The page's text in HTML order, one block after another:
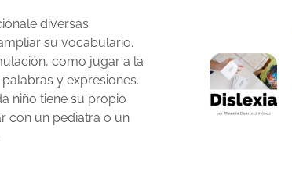
diversas
su vocabulario.
como jugar a la
y expresiones.
niño tiene su propio
con un pediatra o un